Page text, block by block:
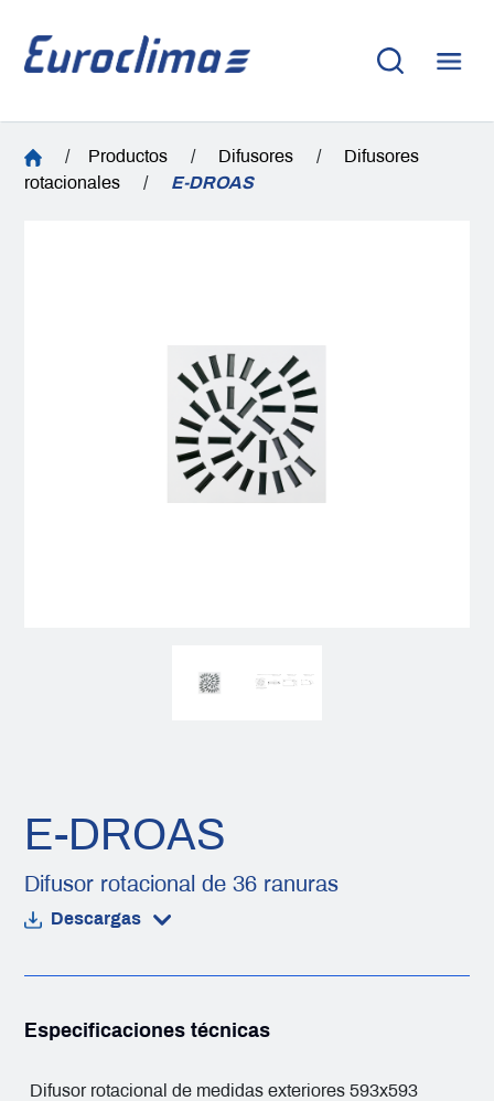
/ Productos / Difusores /
Difusores
rotacionales
/ E-DROAS
E-DROAS
Difusor rotacional de 36 ranuras
Descargas
Especificaciones técnicas
Difusor rotacional de medidas exteriores 593x593